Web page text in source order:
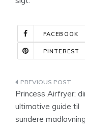
FACEBOOK
PINTEREST
Princess Airfryer:
ultimative guide til
sundere madlavning